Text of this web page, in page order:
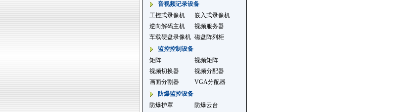
音视频记录设备
工控式录像机
嵌入式录像机
逆向解码主机
视频服务器
车载硬盘录像机 磁盘阵列柜
监控控制设备
矩阵
视频矩阵
视频切换器
视频分配器
画面分割器
VGA分配器
防爆监控设备
防爆护罩
防爆云台